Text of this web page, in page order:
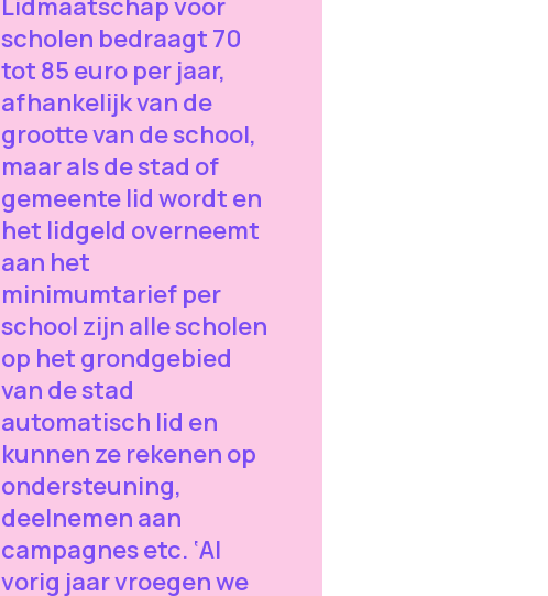
scholen bedraagt 70
tot 85 euro per jaar,
afhankelijk van de
grootte van de school,
maar als de stad of
gemeente lid wordt en
het lidgeld overneemt
aan het
minimumtarief per
school zijn alle scholen
op het grondgebied
van de stad
automatisch lid en
kunnen ze rekenen op
ondersteuning,
deelnemen aan
campagnes etc. ‘Al
vorig jaar vroegen we